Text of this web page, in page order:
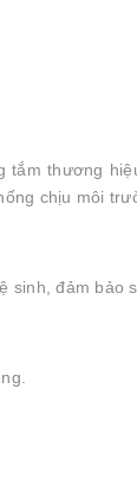
thương
chịu môi
sinh, đảm bảo